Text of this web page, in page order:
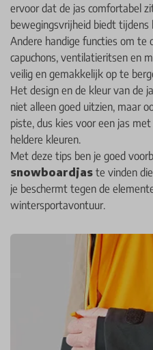
ervoor dat de jas comfortabel
bewegingsvrijheid biedt
Andere handige functies om te
capuchons, ventilatieritsen en
veilig en gemakkelijk op te
Het design en de kleur van de
niet alleen goed uitzien, maar
piste, dus kies voor een jas
heldere kleuren.
Met deze tips ben je goed
snowboardjas te vinden
je beschermt tegen de
wintersportavontuur.